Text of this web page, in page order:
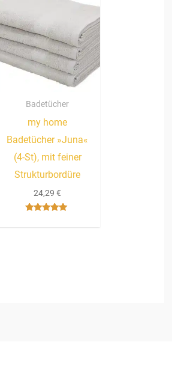
Badetücher
my home
Badetücher »Juna«
(4-St), mit feiner
Strukturbordüre
24,29€